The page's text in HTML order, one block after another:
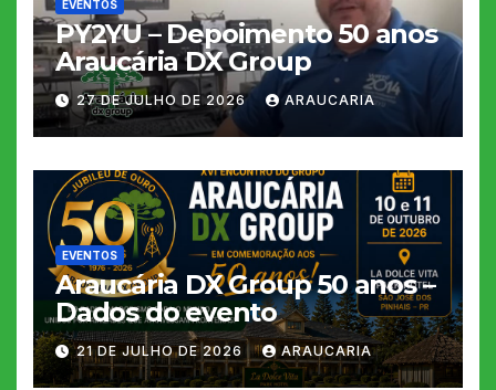
EVENTOS
PY2YU – Depoimento 50 anos
Araucária DX Group
27 DE JULHO DE 2026 ARAUCARIA
EVENTOS
Araucária DX Group 50 anos –
Dados do evento
21 DE JULHO DE 2026 ARAUCARIA